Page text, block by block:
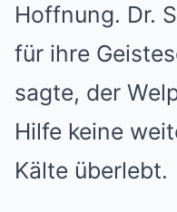
Hoffnung. Dr.
für ihre
sagte, der
Hilfe keine
Kälte überlebt.